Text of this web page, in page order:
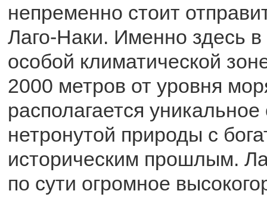
непременно стоит
Лаго-Наки. Именно здесь
особой климатической
2000 метров от уровня
располагается
нетронутой природы с
историческим прошлым.
по сути огромное